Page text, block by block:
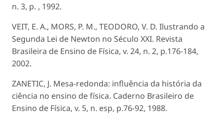
n. 3, p. , 1992.
VEIT, E. A., MORS, P. M., TEODORO, V. D. Ilustrando a
Segunda Lei de Newton no Século XXI. Revista
Brasileira de Ensino de Física, v. 24, n. 2, p.176-184,
2002.
ZANETIC, J. Mesa-redonda: influência da história da
ciência no ensino de física. Caderno Brasileiro de
Ensino de Física, v. 5, n. esp, p.76-92, 1988.